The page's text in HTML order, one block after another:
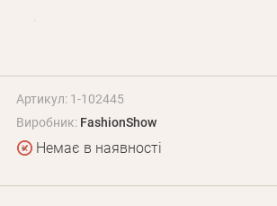
Артикул: 1-102445
Виробник: FashionShow
Немає в наявності